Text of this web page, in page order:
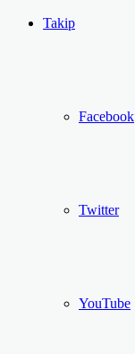
...
Ol
Takip
Facebook
Twitter
YouTube